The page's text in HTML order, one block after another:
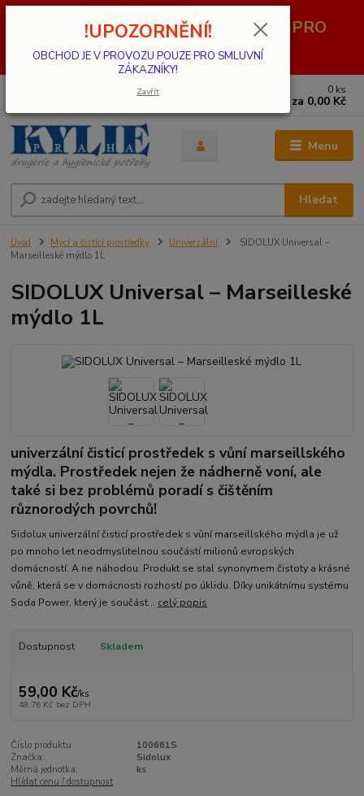
OBCHOD JE V PROVOZU POUZE PRO
SMLUVNÍ ZÁKAZNÍKY!
Menu
Hledat
0 ks
za 0,00 Kč
Úvod Mycí a čistící prostředky Univerzální
SIDOLUX Universal –
Marseilleské mýdlo 1L
SIDOLUX Universal – Marseilleské
mýdlo 1L
univerzální čisticí prostředek s vůní marseillského
mýdla. Prostředek nejen že nádherně voní, ale
také si bez problémů poradí s čištěním
různorodých povrchů!
Sidolux univerzální čisticí prostředek s vůní marseillského mýdla je už
po mnoho let neodmyslitelnou součástí milionů evropských
domácností. A ne náhodou. Produkt se stal synonymem čistoty a krásné
vůně, která se v domácnosti rozhostí po úklidu. Díky unikátnímu systému
Soda Power, který je součást... celý popis
Dostupnost Skladem
59,00 Kč/ks
48,76 Kč bez DPH
Číslo produktu:
100661S
Značka:
Sidolux
Měrná jednotka:
ks
Hlídat cenu / dostupnost
!UPOZORNĚNÍ!
OBCHOD JE V PROVOZU POUZE PRO SMLUVNÍ
ZÁKAZNÍKY!
Zavřít